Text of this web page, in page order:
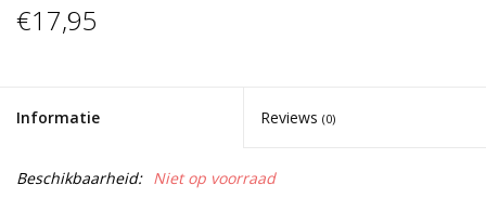
€17,95
Informatie Reviews (0)
Beschikbaarheid: Niet op voorraad